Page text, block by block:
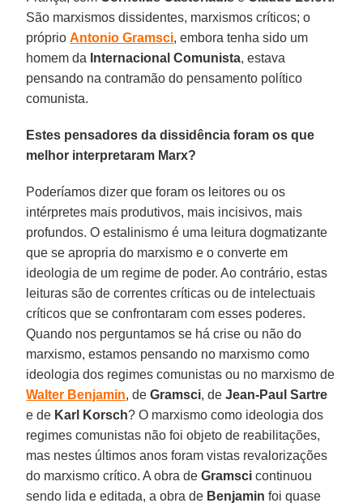
São marxismos dissidentes, marxismos críticos; o
próprioAntonio Gramsci, embora tenha sido um
homem da Internacional Comunista, estava
pensando na contramão do pensamento político
comunista.
Estes pensadores da dissidência foram os que
melhor interpretaram Marx?
Poderíamos dizer que foram os leitores ou os
intérpretes mais produtivos, mais incisivos, mais
profundos. O estalinismo é uma leitura dogmatizante
que se apropria do marxismo e o converte em
ideologia de um regime de poder. Ao contrário, estas
leituras são de correntes críticas ou de intelectuais
críticos que se confrontaram com esses poderes.
Quando nos perguntamos se há crise ou não do
marxismo, estamos pensando no marxismo como
ideologia dos regimes comunistas ou no marxismo de
Walter Benjamin, deGramsci, deJean-Paul Sartre
e de Karl Korsch? O marxismo como ideologia dos
regimes comunistas não foi objeto de reabilitações,
mas nestes últimos anos foram vistas revalorizações
do marxismo crítico. A obra deGramsci continuou
sendo lida e editada, a obra de Benjamin foi quase